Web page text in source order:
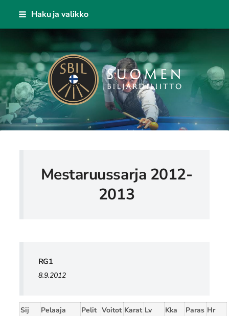
Siirry
Haku ja valikko
Suomen Biljardiliitto ry
Mestaruussarja 2012-
2013
RG1
8.9.2012
Sij
Pelaaja
Pelit Voitot Karat Lv Kka
Paras Hr